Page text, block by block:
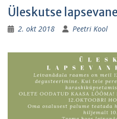
Üleskutse
2. okt 2018 Peetri Kool